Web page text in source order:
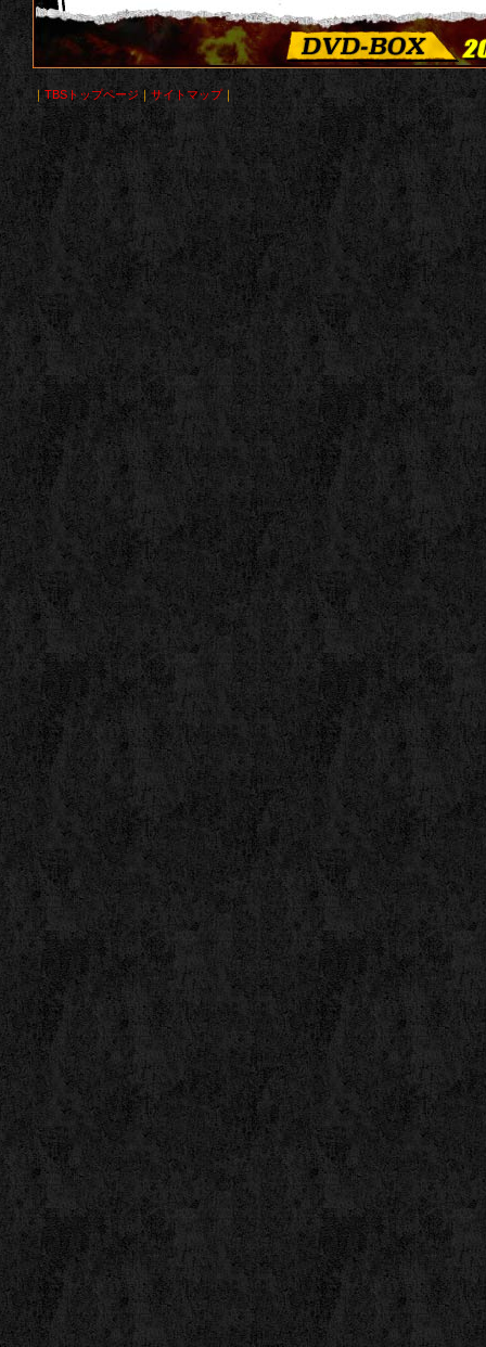
｜ TBSトップページ ｜ サイトマップ｜